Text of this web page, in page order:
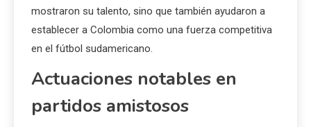
mostraron su talento, sino que también ayudaron a
establecer a Colombia como una fuerza competitiva
en el fútbol sudamericano.
Actuaciones notables en
partidos amistosos